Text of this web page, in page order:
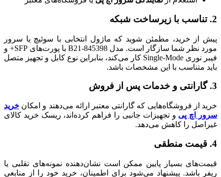
2. تناسب با زیرساخت شبکه
پیش از خرید، مطمئن شوید که ماژول انتخابی با سوئیچ یا سرور
مورد نظر شما سازگار است. مدل 845398-B21 با پورت‌های SFP+ و
فیبر نوری Single-Mode کار می‌کند، بنابراین نوع کابل و تجهیز متصل
باید متناسب با این مشخصات باشد.
3. گارانتی و خدمات پس از فروش
خرید از فروشگاه‌هایی که گارانتی معتبر ارائه می‌دهند و امکان خرید
سرور اچ پی و تجهیزات جانبی را فراهم کرده‌اند، ریسک خرید کالای
غیراصل را کاهش می‌دهد.
4. قیمت منطقی
قیمت‌های بسیار پایین ممکن است نشان‌دهنده نمونه‌های تقلبی یا
ریفر باشد. پیشنهاد می‌شود برای اطمینان، خرید خود را از منابعی